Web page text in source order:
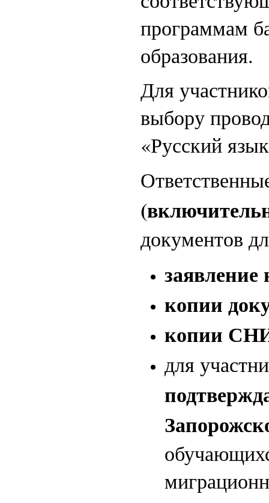
программам
образования.
Для
выбору
«Русский
документов
копии
копии
для